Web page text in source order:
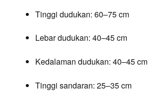
Tinggi dudukan: 60–75 cm
Lebar dudukan: 40–45 cm
Kedalaman dudukan: 40–45 cm
Tinggi sandaran: 25–35 cm